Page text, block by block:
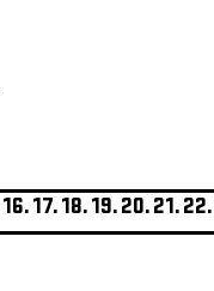
16.17.18.19.20.21.22.